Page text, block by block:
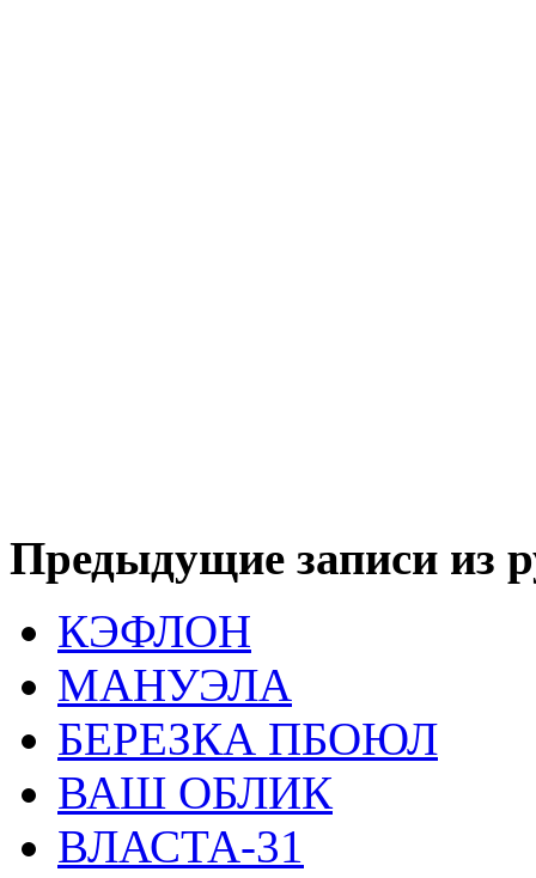
Предыдущие записи из
КЭФЛОН
МАНУЭЛА
БЕРЕЗКА ПБОЮЛ
ВАШ ОБЛИК
ВЛАСТА-31